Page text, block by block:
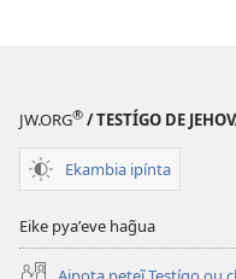
JW.ORG® / TESTÍGO DE
Ekambia ipínta
Eike pyaʼeve hag̃ua